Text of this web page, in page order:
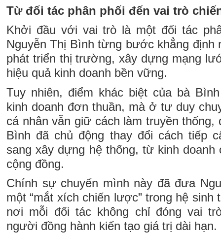
Từ đối tác phân phối đến vai trò
Khởi đầu với vai trò là một đối tác
Nguyễn Thị Bình từng bước khẳng định
phát triển thị trường, xây dựng mạng
hiệu quả kinh doanh bền vững.
Tuy nhiên, điểm khác biệt của bà
kinh doanh đơn thuần, mà ở tư duy
cá nhân vẫn giữ cách làm truyền thống,
Bình đã chủ động thay đổi cách tiếp
sang xây dựng hệ thống, từ kinh doanh
cộng đồng.
Chính sự chuyển mình này đã đưa
một “mắt xích chiến lược” trong hệ sinh
nơi mỗi đối tác không chỉ đóng vai
người đồng hành kiến tạo giá trị dài hạn.